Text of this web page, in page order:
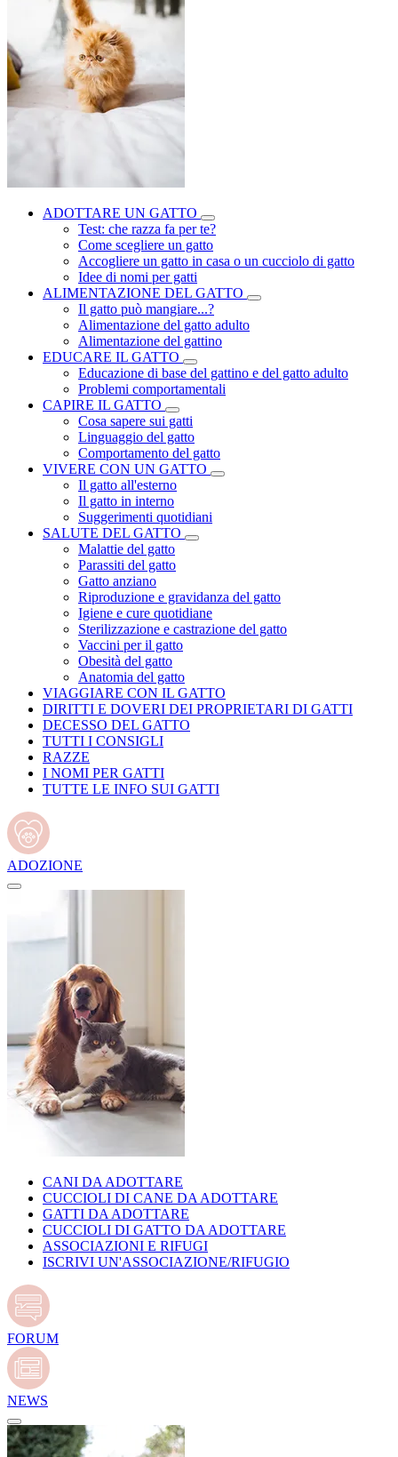
ADOTTARE UN GATTO
Test: che razza fa per te?
Come scegliere un gatto
Accogliere un gatto in casa o un cucciolo di gatto
Idee di nomi per gatti
ALIMENTAZIONE DEL GATTO
Il gatto può mangiare...?
Alimentazione del gatto adulto
Alimentazione del gattino
EDUCARE IL GATTO
Educazione di base del gattino e del gatto adulto
Problemi comportamentali
CAPIRE IL GATTO
Cosa sapere sui gatti
Linguaggio del gatto
Comportamento del gatto
VIVERE CON UN GATTO
Il gatto all'esterno
Il gatto in interno
Suggerimenti quotidiani
SALUTE DEL GATTO
Malattie del gatto
Parassiti del gatto
Gatto anziano
Riproduzione e gravidanza del gatto
Igiene e cure quotidiane
Sterilizzazione e castrazione del gatto
Vaccini per il gatto
Obesità del gatto
Anatomia del gatto
VIAGGIARE CON IL GATTO
DIRITTI E DOVERI DEI PROPRIETARI DI GATTI
DECESSO DEL GATTO
TUTTI I CONSIGLI
RAZZE
I NOMI PER GATTI
TUTTE LE INFO SUI GATTI
ADOZIONE
CANI DA ADOTTARE
CUCCIOLI DI CANE DA ADOTTARE
GATTI DA ADOTTARE
CUCCIOLI DI GATTO DA ADOTTARE
ASSOCIAZIONI E RIFUGI
ISCRIVI UN'ASSOCIAZIONE/RIFUGIO
FORUM
NEWS